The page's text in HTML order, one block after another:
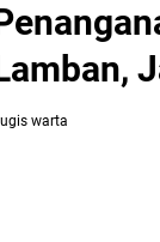
warta